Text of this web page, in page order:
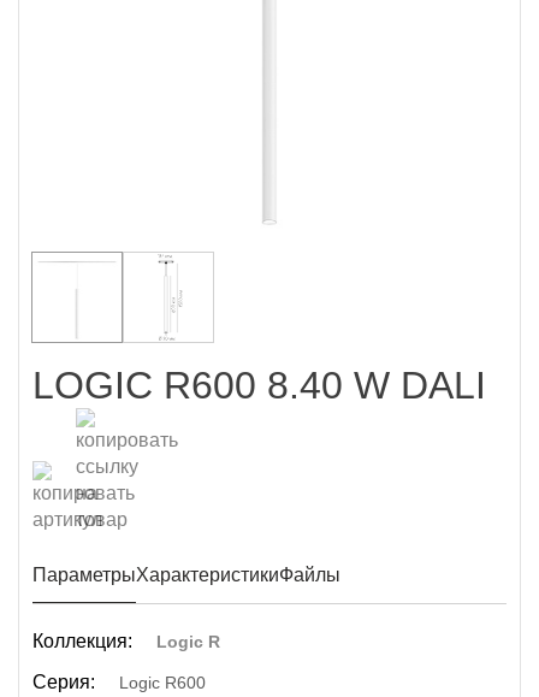
LOGIC R600 8.40 W DALI
ПараметрыХарактеристикиФайлы
Коллекция: Logic R
Серия: Logic R600